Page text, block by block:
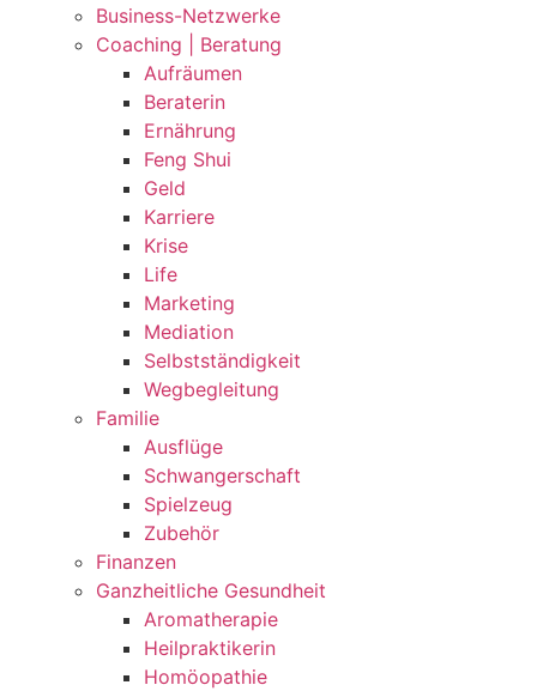
Business-Netzwerke
Coaching | Beratung
Aufräumen
Beraterin
Ernährung
Feng Shui
Geld
Karriere
Krise
Life
Marketing
Mediation
Selbstständigkeit
Wegbegleitung
Familie
Ausflüge
Schwangerschaft
Spielzeug
Zubehör
Finanzen
Ganzheitliche Gesundheit
Aromatherapie
Heilpraktikerin
Homöopathie